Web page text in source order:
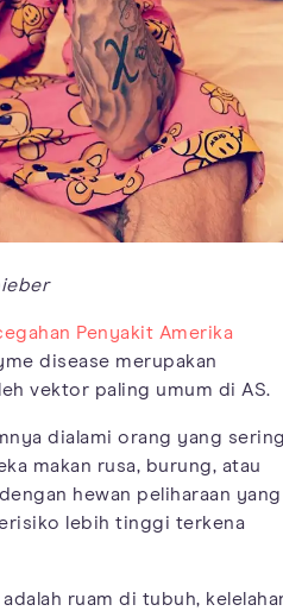
Penyakit Amerika
disease merupakan
vektor paling umum di AS.
dialami orang yang
makan rusa, burung, atau
hewan peliharaan yang
lebih tinggi terkena
ruam di tubuh,